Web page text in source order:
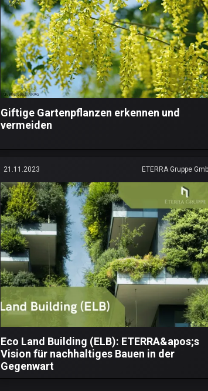
Giftige Gartenpflanzen erkennen und
vermeiden
21.11.2023 ETERRA Gruppe
Eco Land Building (ELB): ETERRA&apos;s
Vision für nachhaltiges Bauen in der
Gegenwart